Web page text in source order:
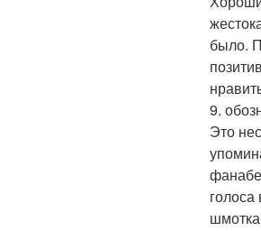
было.
9.
Это
голоса